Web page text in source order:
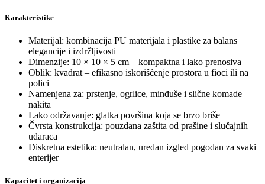
Karakteristike
Materijal: kombinacija PU materijala i plastike za balans
elegancije i izdržljivosti
Dimenzije: 10 × 10 × 5 cm – kompaktna i lako prenosiva
Oblik: kvadrat – efikasno iskorišćenje prostora u fioci ili na
polici
Namenjena za: prstenje, ogrlice, minđuše i slične komade
nakita
Lako održavanje: glatka površina koja se brzo briše
Čvrsta konstrukcija: pouzdana zaštita od prašine i slučajnih
udaraca
Diskretna estetika: neutralan, uredan izgled pogodan za svaki
enterijer
Kapacitet i organizacija